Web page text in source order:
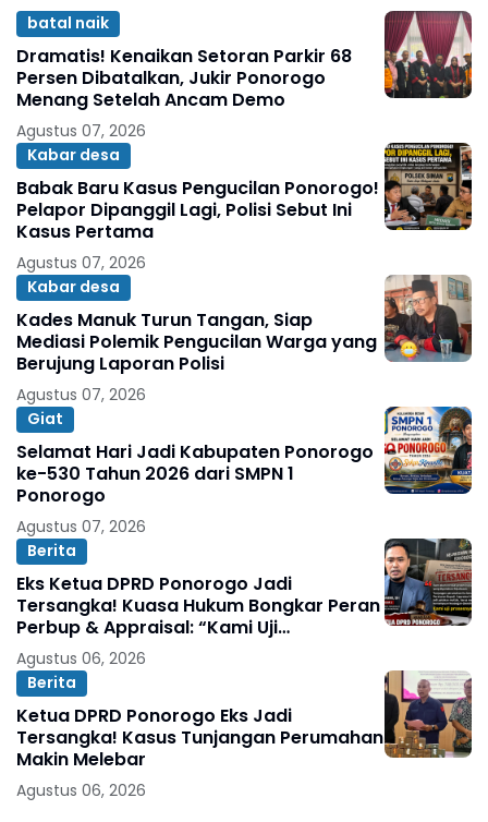
batal naik
Dramatis! Kenaikan Setoran Parkir 68
Persen Dibatalkan, Jukir Ponorogo
Menang Setelah Ancam Demo
Agustus 07, 2026
Kabar desa
Babak Baru Kasus Pengucilan Ponorogo!
Pelapor Dipanggil Lagi, Polisi Sebut Ini
Kasus Pertama
Agustus 07, 2026
Kabar desa
Kades Manuk Turun Tangan, Siap
Mediasi Polemik Pengucilan Warga yang
Berujung Laporan Polisi
Agustus 07, 2026
Giat
Selamat Hari Jadi Kabupaten Ponorogo
ke-530 Tahun 2026 dari SMPN 1
Ponorogo
Agustus 07, 2026
Berita
Eks Ketua DPRD Ponorogo Jadi
Tersangka! Kuasa Hukum Bongkar Peran
Perbup & Appraisal: “Kami Uji
Prosesnya”
Agustus 06, 2026
Berita
Ketua DPRD Ponorogo Eks Jadi
Tersangka! Kasus Tunjangan Perumahan
Makin Melebar
Agustus 06, 2026